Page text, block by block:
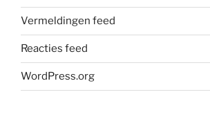
Vermeldingen feed
Reacties feed
WordPress.org